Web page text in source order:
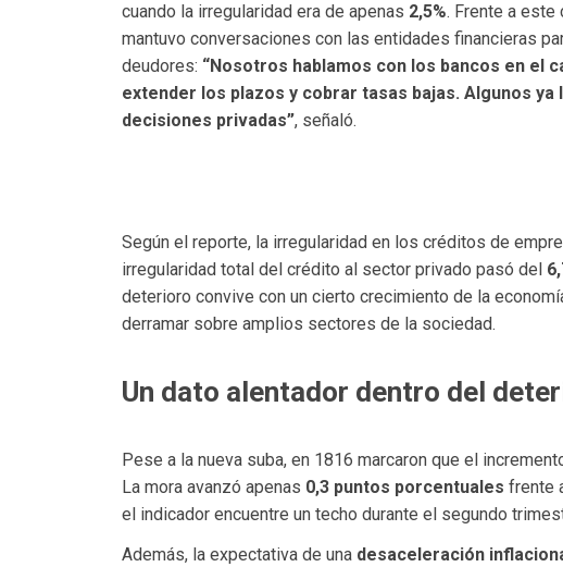
cuando la irregularidad era de apenas 2,5%. Frente a este
mantuvo conversaciones con las entidades financieras
deudores: “Nosotros hablamos con los bancos en el
extender los plazos y cobrar tasas bajas. Algunos
decisiones privadas”, señaló.
Según el reporte, la irregularidad en los créditos de
irregularidad total del crédito al sector privado pasó del
deterioro convive con un cierto crecimiento de la
derramar sobre amplios sectores de la sociedad.
Un dato alentador dentro del
Pese a la nueva suba, en 1816 marcaron que el
La mora avanzó apenas 0,3 puntos porcentuales frente
el indicador encuentre un techo durante el segundo
Además, la expectativa de una desaceleración